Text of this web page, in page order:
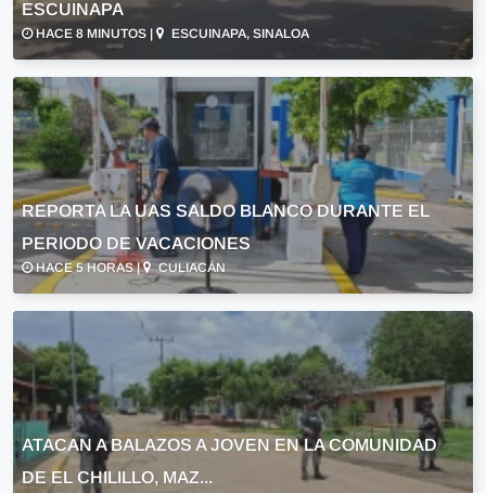
ESCUINAPA
HACE 8 MINUTOS | ESCUINAPA, SINALOA
REPORTA LA UAS SALDO BLANCO DURANTE EL
PERIODO DE VACACIONES
HACE 5 HORAS | CULIACÁN
ATACAN A BALAZOS A JOVEN EN LA COMUNIDAD
DE EL CHILILLO, MAZ...